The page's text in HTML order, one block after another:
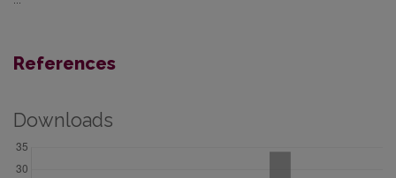
References
Downloads